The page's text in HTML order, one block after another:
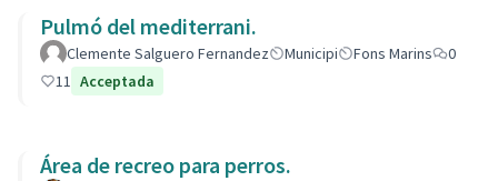
Pulmó del mediterrani.
Clemente Salguero Fernandez Municipi Fons Marins
0
11 Acceptada
Área de recreo para perros.